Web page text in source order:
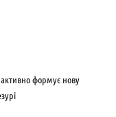
формує нову